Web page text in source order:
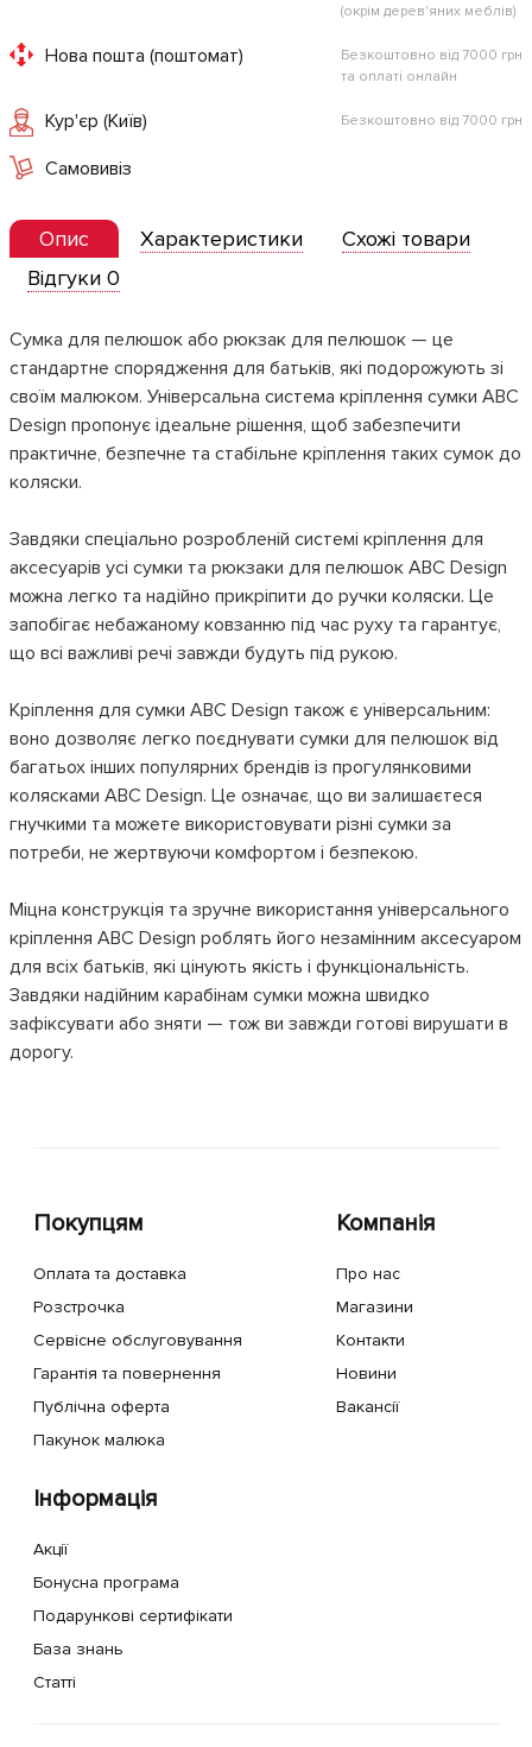
(окрім дерев'яних меблів)
Нова пошта (поштомат)
Безкоштовно від 7000 грн
та оплаті онлайн
Кур'єр (Київ) Безкоштовно від 7000 грн
Самовивіз
Опис Характеристики
Схожі товари
Відгуки 0
Сумка для пелюшок або рюкзак для пелюшок — це
стандартне спорядження для батьків, які подорожують зі
своїм малюком. Універсальна система кріплення сумки ABC
Design пропонує ідеальне рішення, щоб забезпечити
практичне, безпечне та стабільне кріплення таких сумок до
коляски.
Завдяки спеціально розробленій системі кріплення для
аксесуарів усі сумки та рюкзаки для пелюшок ABC Design
можна легко та надійно прикріпити до ручки коляски. Це
запобігає небажаному ковзанню під час руху та гарантує,
що всі важливі речі завжди будуть під рукою.
Кріплення для сумки ABC Design також є універсальним:
воно дозволяє легко поєднувати сумки для пелюшок від
багатьох інших популярних брендів із прогулянковими
колясками ABC Design. Це означає, що ви залишаєтеся
гнучкими та можете використовувати різні сумки за
потреби, не жертвуючи комфортом і безпекою.
Міцна конструкція та зручне використання універсального
кріплення ABC Design роблять його незамінним аксесуаром
для всіх батьків, які цінують якість і функціональність.
Завдяки надійним карабінам сумки можна швидко
зафіксувати або зняти — тож ви завжди готові вирушати в
дорогу.
Покупцям
Оплата та доставка
Розстрочка
Сервісне обслуговування
Гарантія та повернення
Публічна оферта
Пакунок малюка
Компанія
Про нас
Магазини
Контакти
Новини
Вакансії
Інформація
Акції
Бонусна програма
Подарункові сертифікати
База знань
Статті